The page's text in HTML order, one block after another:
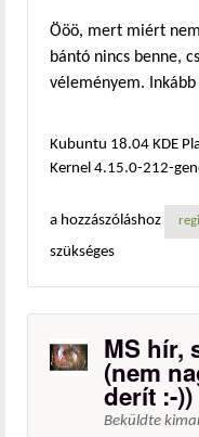
Ööö, mert miért
bántó nincs benne,
véleményem.
Kubuntu 18.04 KDE
Kernel 4.15.0-212-
a hozzászóláshoz
szükséges
MS hír,
(nem
derít :-))
Beküldte